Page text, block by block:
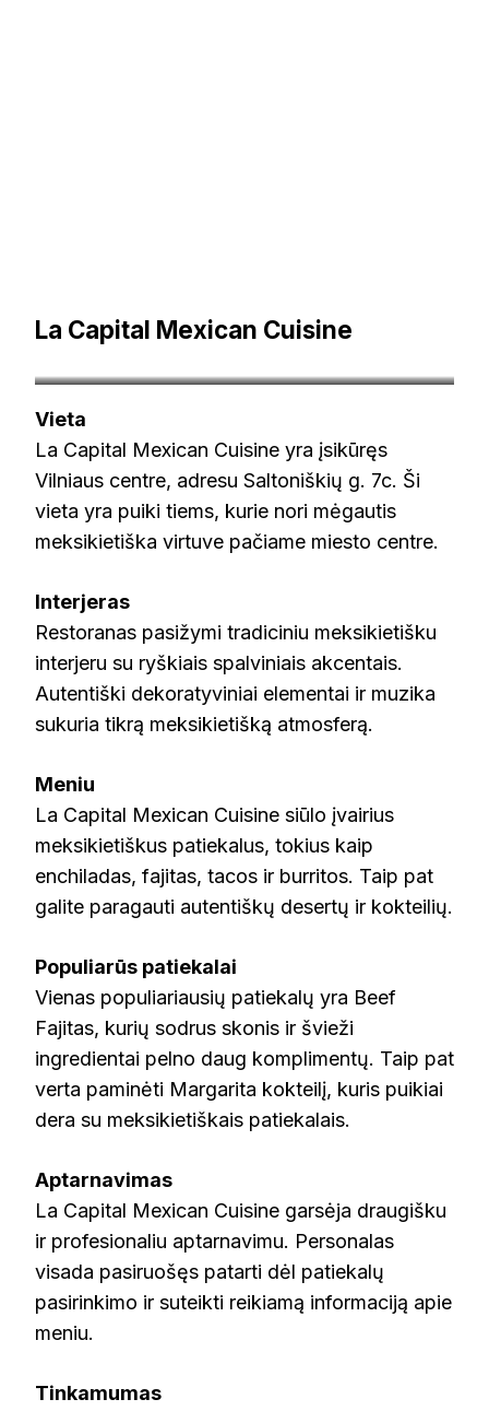
La Capital Mexican Cuisine
Vieta
La Capital Mexican Cuisine yra įsikūręs
Vilniaus centre, adresu Saltoniškių g. 7c. Ši
vieta yra puiki tiems, kurie nori mėgautis
meksikietiška virtuve pačiame miesto centre.
Interjeras
Restoranas pasižymi tradiciniu meksikietišku
interjeru su ryškiais spalviniais akcentais.
Autentiški dekoratyviniai elementai ir muzika
sukuria tikrą meksikietišką atmosferą.
Meniu
La Capital Mexican Cuisine siūlo įvairius
meksikietiškus patiekalus, tokius kaip
enchiladas, fajitas, tacos ir burritos. Taip pat
galite paragauti autentiškų desertų ir kokteilių.
Populiarūs patiekalai
Vienas populiariausių patiekalų yra Beef
Fajitas, kurių sodrus skonis ir švieži
ingredientai pelno daug komplimentų. Taip pat
verta paminėti Margarita kokteilį, kuris puikiai
dera su meksikietiškais patiekalais.
Aptarnavimas
La Capital Mexican Cuisine garsėja draugišku
ir profesionaliu aptarnavimu. Personalas
visada pasiruošęs patarti dėl patiekalų
pasirinkimo ir suteikti reikiamą informaciją apie
meniu.
Tinkamumas